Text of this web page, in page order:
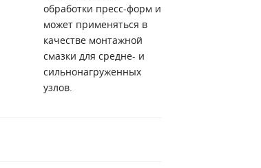
обработки пресс-форм и
может применяться в
качестве монтажной
смазки для средне- и
сильнонагруженных
узлов.